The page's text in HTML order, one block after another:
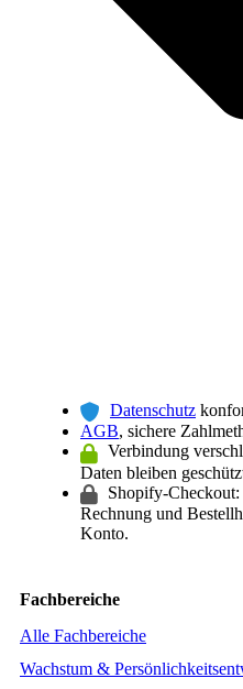
Datenschutz
AGB, sichere
Verbindung
Daten bleiben
Shopify-
Rechnung und
Konto.
Fachbereiche
Alle Fachbereiche
Wachstum &